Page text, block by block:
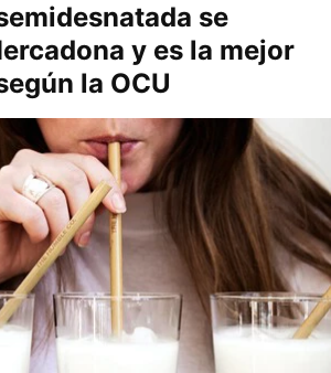
se
y es la mejor
la OCU